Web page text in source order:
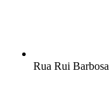
Rua Rui